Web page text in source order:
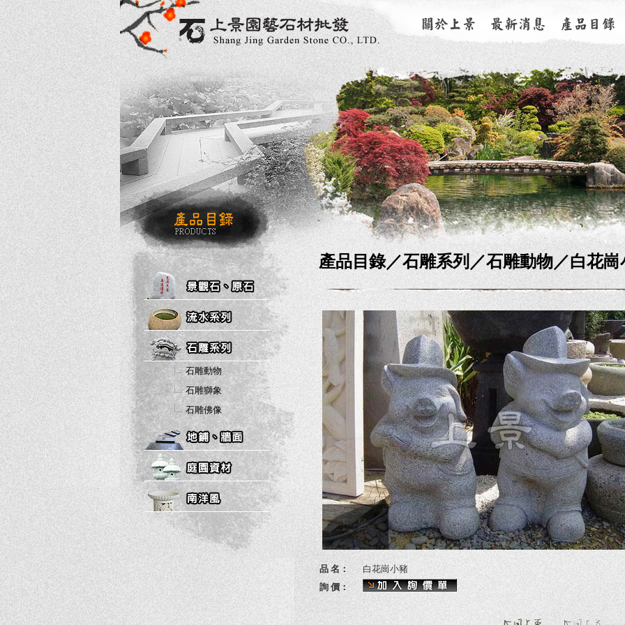
石雕動物
石雕獅象
石雕佛像
產品目錄／石雕系列 ／石雕動物／白花崗
品 名：
白花崗小豬
詢 價：